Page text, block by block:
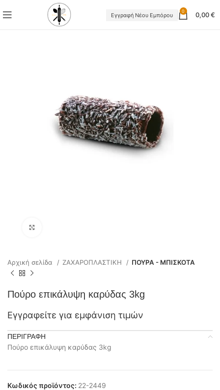
Εγγραφή Νέου Εμπόρου
0 0,00€
Αρχική σελίδα ΖΑΧΑΡΟΠΛΑΣΤΙΚΗ ΠΟΥΡΑ - ΜΠΙΣΚΟΤΑ
Πούρο επικάλυψη καρύδας 3kg
Εγγραφείτε για εμφάνιση τιμών
ΠΕΡΙΓΡΑΦΉ
Πούρο επικάλυψη καρύδας 3kg
Κωδικός προϊόντος: 22-2449